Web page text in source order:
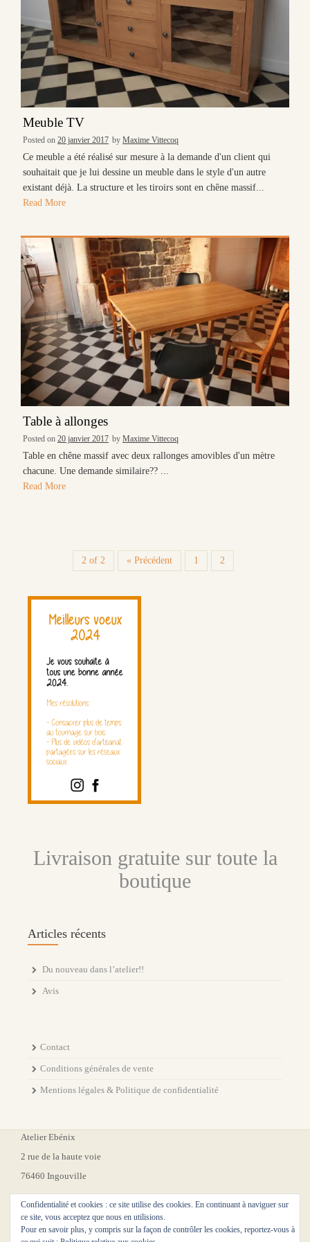
Meuble TV
Posted on 20 janvier 2017 by Maxime Vittecoq
Ce meuble a été réalisé sur mesure à la demande d'un client qui
souhaitait que je lui dessine un meuble dans le style d'un autre
existant déjà. La structure et les tiroirs sont en chêne massif...
Read More
Table à allonges
Posted on 20 janvier 2017 by Maxime Vittecoq
Table en chêne massif avec deux rallonges amovibles d'un mètre
chacune. Une demande similaire?? ...
Read More
2 of 2 « Précédent 1 2
Livraison gratuite sur toute la
boutique
Articles récents
Du nouveau dans l’atelier!!
Avis
Contact
Conditions générales de vente
Mentions légales & Politique de confidentialité
Atelier Ebénix
2 rue de la haute voie
76460 Ingouville
Confidentialité et cookies : ce site utilise des cookies. En continuant à naviguer sur
ce site, vous acceptez que nous en utilisions.
Pour en savoir plus, y compris sur la façon de contrôler les cookies, reportez-vous à